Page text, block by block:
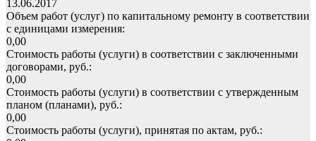
13.06.2017
Объем работ (услуг) по капитальному ремонту в соответствии
с единицами измерения:
0,00
Стоимость работы (услуги) в соответствии с заключенными
договорами, руб.:
0,00
Стоимость работы (услуги) в соответствии с утвержденным
планом (планами), руб.:
0,00
Стоимость работы (услуги), принятая по актам, руб.: